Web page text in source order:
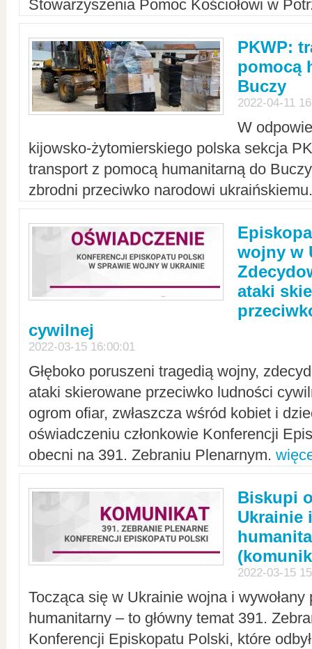
Stowarzyszenia Pomoc Kościołowi w
PKWP:
pomocą
Buczy
2022-04-11
W
kijowsko-żytomierskiego polska sekcja
transport z pomocą humanitarną do
zbrodni przeciwko narodowi
wojny w
ataki
cywilnej
2022-03-15 16:00:01
Głęboko poruszeni tragedią wojny,
ataki skierowane przeciwko ludności
ogrom ofiar, zwłaszcza wśród kobiet i
oświadczeniu członkowie Konferencji
obecni na 391. Zebraniu Plenarnym.
Biskupi
Ukrainie
2022-03-15
Tocząca się w Ukrainie wojna i
humanitarny – to główny temat 391.
Konferencji Episkopatu Polski, które